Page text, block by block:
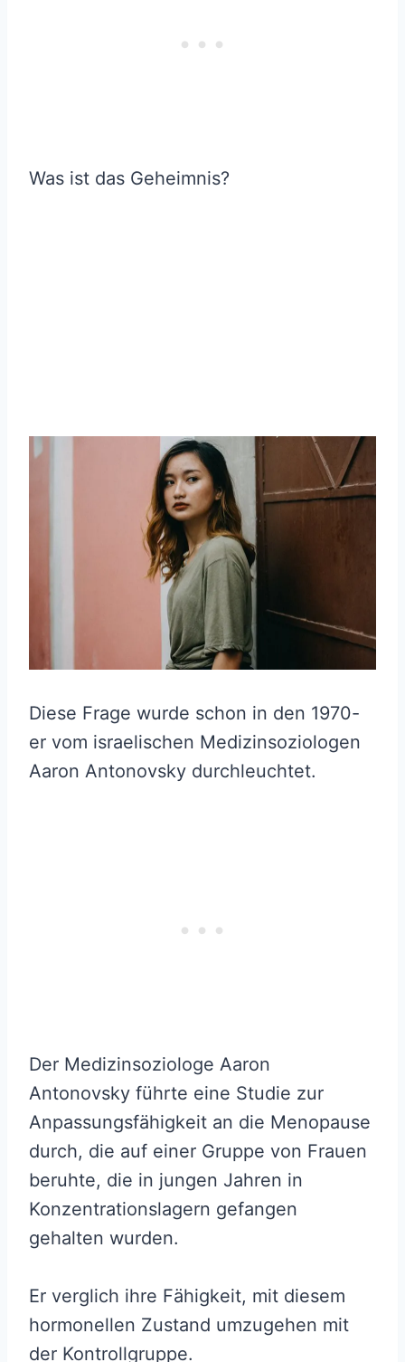
Was ist das Geheimnis?
Diese Frage wurde schon in den 1970-
er vom israelischen Medizinsoziologen
Aaron Antonovsky durchleuchtet.
Der Medizinsoziologe Aaron
Antonovsky führte eine Studie zur
Anpassungsfähigkeit an die Menopause
durch, die auf einer Gruppe von Frauen
beruhte, die in jungen Jahren in
Konzentrationslagern gefangen
gehalten wurden.
Er verglich ihre Fähigkeit, mit diesem
hormonellen Zustand umzugehen mit
der Kontrollgruppe.